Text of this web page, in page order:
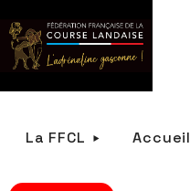
La FFCL Accueil